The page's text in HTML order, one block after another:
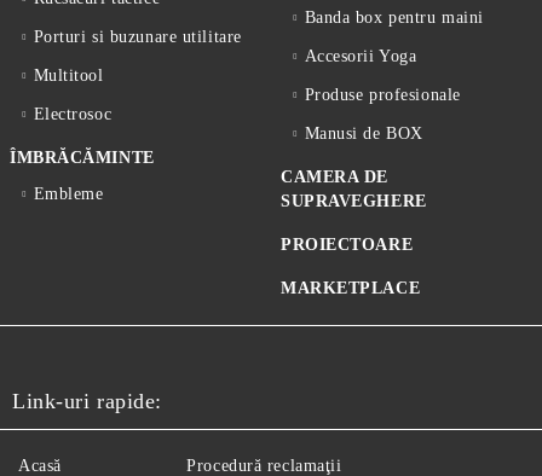
Porturi si buzunare utilitare
Multitool
Electrosoc
ÎMBRĂCĂMINTE
Embleme
Banda box pentru maini
Accesorii Yoga
Produse profesionale
Manusi de BOX
CAMERA DE
SUPRAVEGHERE
PROIECTOARE
MARKETPLACE
Link-uri rapide:
Acasă Procedură reclamaţii